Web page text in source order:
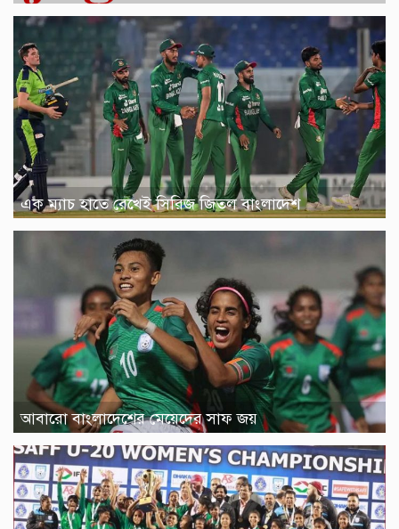
এক ম্যাচ হাতে রেখেই সিরিজ জিতল বাংলাদেশ
আবারো বাংলাদেশের মেয়েদের সাফ জয়